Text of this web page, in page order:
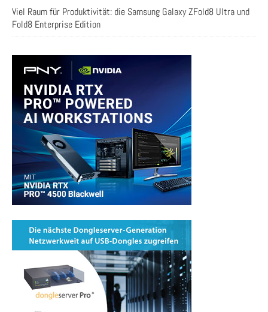
Viel Raum für Produktivität: die Samsung Galaxy ZFold8 Ultra und
Fold8 Enterprise Edition